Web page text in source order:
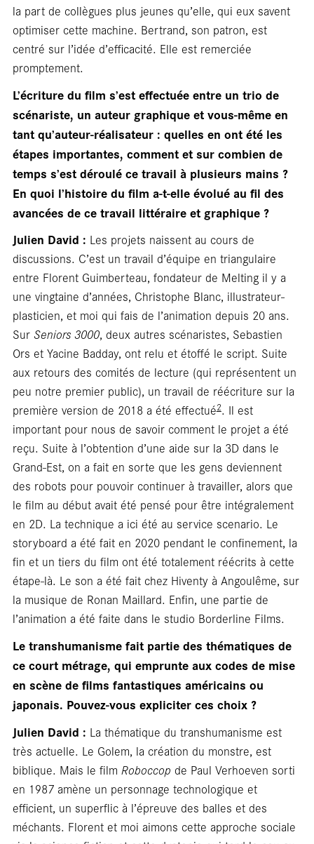
la part de collègues plus jeunes qu’elle, qui eux savent
optimiser cette machine. Bertrand, son patron, est
centré sur l’idée d’efficacité. Elle est remerciée
promptement.
L’écriture du film s’est effectuée entre un trio de
scénariste, un auteur graphique et vous-même en
tant qu’auteur-réalisateur : quelles en ont été les
étapes importantes, comment et sur combien de
temps s’est déroulé ce travail à plusieurs mains ?
En quoi l’histoire du film a-t-elle évolué au fil des
avancées de ce travail littéraire et graphique ?
Julien David : Les projets naissent au cours de
discussions. C’est un travail d’équipe en triangulaire
entre Florent Guimberteau, fondateur de Melting il y a
une vingtaine d’années, Christophe Blanc, illustrateur-
plasticien, et moi qui fais de l’animation depuis 20 ans.
Sur Seniors 3000, deux autres scénaristes, Sebastien
Ors et Yacine Badday, ont relu et étoffé le script. Suite
aux retours des comités de lecture (qui représentent un
peu notre premier public), un travail de réécriture sur la
première version de 2018 a été effectué2. Il est
important pour nous de savoir comment le projet a été
reçu. Suite à l’obtention d’une aide sur la 3D dans le
Grand-Est, on a fait en sorte que les gens deviennent
des robots pour pouvoir continuer à travailler, alors que
le film au début avait été pensé pour être intégralement
en 2D. La technique a ici été au service scenario. Le
storyboard a été fait en 2020 pendant le confinement, la
fin et un tiers du film ont été totalement réécrits à cette
étape-là. Le son a été fait chez Hiventy à Angoulême, sur
la musique de Ronan Maillard. Enfin, une partie de
l’animation a été faite dans le studio Borderline Films.
Le transhumanisme fait partie des thématiques de
ce court métrage, qui emprunte aux codes de mise
en scène de films fantastiques américains ou
japonais. Pouvez-vous expliciter ces choix ?
Julien David : La thématique du transhumanisme est
très actuelle. Le Golem, la création du monstre, est
biblique. Mais le film Roboccop de Paul Verhoeven sorti
en 1987 amène un personnage technologique et
efficient, un superflic à l’épreuve des balles et des
méchants. Florent et moi aimons cette approche sociale